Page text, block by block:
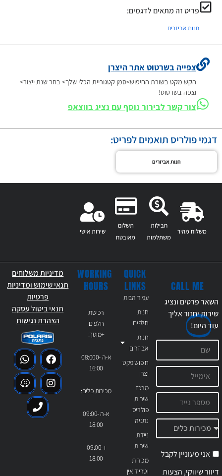
פריט זה מתאים לדגמים:
חנות אביזרים
צפייה בשרטוט אתר היצרן
הקש מקט בשורת החיפוש>סמן קטגוריית הכלי שלך> בחר שנת ייצור>
וצפה בשרטוט!
צור קשר לבירור נוסף עם נציג בווצאפ
דגמי פולריס תואמים לפריט:
חנות אביזרים
משלוח מהיר
חבילות
משתלמות
תשלום
מאובטח
שירות אישי
QUICK
LINKS
עמוד הבית
חנות
חלפים
חנות
אביזרים
חיפוש מקט
יצרן
מרכז
שירות
פולריס
נתניה
ניידת
שירות
מכירות
וטרייד אין
WORKING
HOURS
רכישת
חלפים
+מוסך:
א-ה 08:000-
16:00
מכירות כלים:
א-ה 09:00-
18:00
ו 09:00-
18:00
CALL ME
השאר פרטים ונציג
שירות יחזור אליך
עודהיום!
אני מעוניין לקבל
דיוור שיווקי, הצעות
מדיניות משלוחים
תנאי שימוש ומדיניות
פרטיות
תנאי ביטול עסקה
הצהרת נגישות